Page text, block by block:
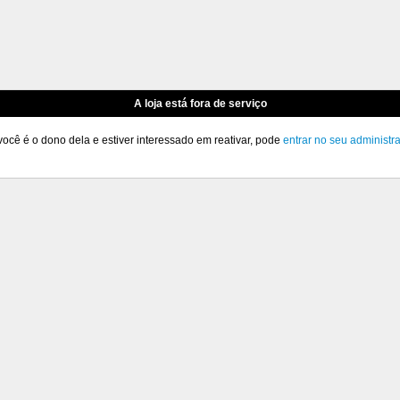
A loja está fora de serviço
é o dono dela e estiver interessado em reativar, pode entrar no seu